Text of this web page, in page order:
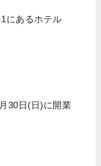
にあるホテル
30日(日)に開業